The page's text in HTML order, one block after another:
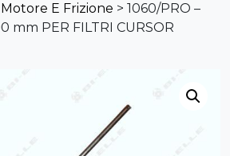
Motore E Frizione > 1060/PRO –
mm PER FILTRI CURSOR